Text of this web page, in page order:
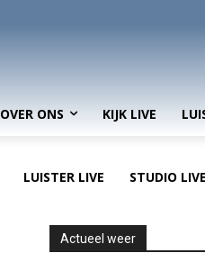
OVER ONS KIJK LIVE
LUISTER LIVE STUDIO LIVE
Actueel weer